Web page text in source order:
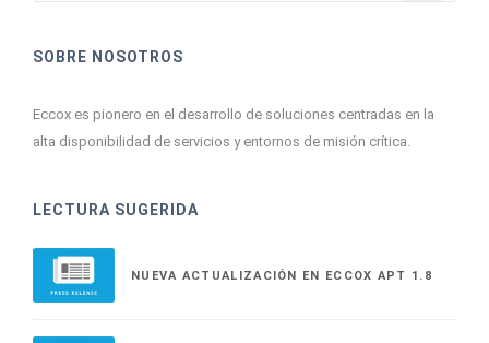
SOBRE NOSOTROS
Eccox es pionero en el desarrollo de soluciones centradas en la
alta disponibilidad de servicios y entornos de misión crítica.
LECTURA SUGERIDA
NUEVA ACTUALIZACIÓN EN ECCOX APT 1.8